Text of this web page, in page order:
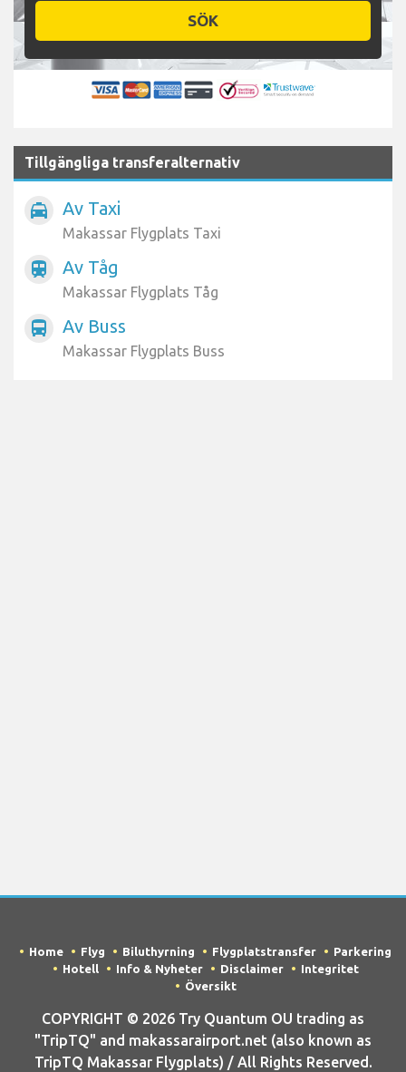
SÖK
Tillgängliga transferalternativ
local_taxi Av Taxi
Makassar Flygplats Taxi
train Av Tåg
Makassar Flygplats Tåg
directions_bus Av Buss
Makassar Flygplats Buss
Home Flyg Biluthyrning Flygplatstransfer
Parkering
Hotell
Info & Nyheter Disclaimer
Integritet
Översikt
COPYRIGHT © 2026 Try Quantum OU trading as
"TripTQ" and makassarairport.net (also known as
TripTQ Makassar Flygplats) / All Rights Reserved.